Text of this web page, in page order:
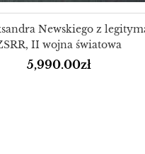
Newskiego z
II wojna światowa
5,990.00zł